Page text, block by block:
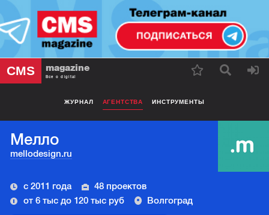
CMS magazine
Все о digital
ЖУРНАЛ АГЕНТСТВА ИНСТРУМЕНТЫ
Мелло
mellodesign.ru
с 2011 года
48 проектов
от 6 тыс до 120 тыс руб
Волгоград